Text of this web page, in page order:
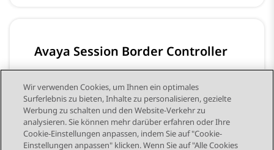
Avaya Session Border Controller
Avaya Workplace-Client
Wir verwenden Cookies, um Ihnen ein optimales
Surferlebnis zu bieten, Inhalte zu personalisieren, gezielte
Werbung zu schalten und den Website-Verkehr zu
analysieren. Sie können mehr darüber erfahren oder Ihre
Cookie-Einstellungen anpassen, indem Sie auf "Cookie-
Einstellungen anpassen" klicken. Wenn Sie auf "Alle Cookies